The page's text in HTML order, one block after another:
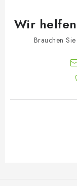
Wir
Brauchen